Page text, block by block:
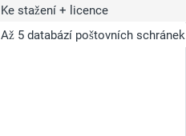
Ke stažení + licence
Až 5 databází poštovních schránek